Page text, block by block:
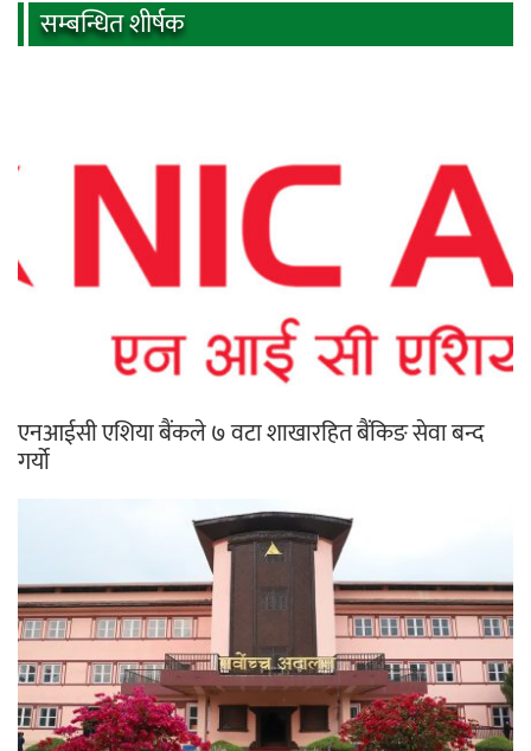
सम्बन्धित शीर्षक
एनआईसी एशिया बैंकले ७ वटा शाखारहित बैंकिङ सेवा बन्द
गर्यो